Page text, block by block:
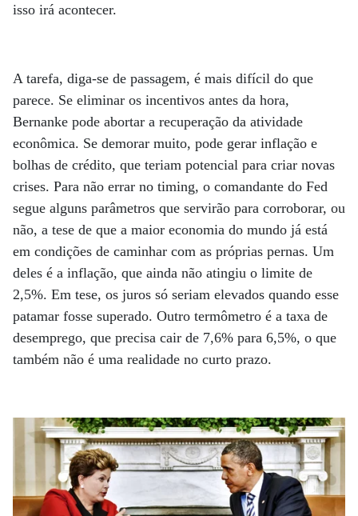
isso irá acontecer.
A tarefa, diga-se de passagem, é mais difícil do que
parece. Se eliminar os incentivos antes da hora,
Bernanke pode abortar a recuperação da atividade
econômica. Se demorar muito, pode gerar inflação e
bolhas de crédito, que teriam potencial para criar novas
crises. Para não errar no timing, o comandante do Fed
segue alguns parâmetros que servirão para corroborar, ou
não, a tese de que a maior economia do mundo já está
em condições de caminhar com as próprias pernas. Um
deles é a inflação, que ainda não atingiu o limite de
2,5%. Em tese, os juros só seriam elevados quando esse
patamar fosse superado. Outro termômetro é a taxa de
desemprego, que precisa cair de 7,6% para 6,5%, o que
também não é uma realidade no curto prazo.